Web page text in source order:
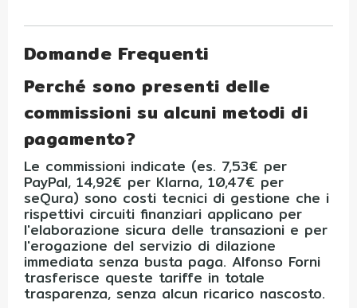
Domande Frequenti
Perché sono presenti delle
commissioni su alcuni metodi di
pagamento?
Le commissioni indicate (es. 7,53€ per
PayPal, 14,92€ per Klarna, 10,47€ per
seQura) sono costi tecnici di gestione che i
rispettivi circuiti finanziari applicano per
l'elaborazione sicura delle transazioni e per
l'erogazione del servizio di dilazione
immediata senza busta paga. Alfonso Forni
trasferisce queste tariffe in totale
trasparenza, senza alcun ricarico nascosto.